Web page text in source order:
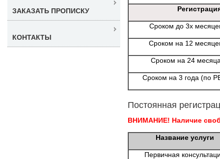
Сроком до 3х
Сроком на 12
Сроком на 24
Сроком на 3 года (по
Постоянная
ВНИМАНИЕ! Наличие
Название услуги
Первичная
ЗАКАЗАТЬ ПРОПИСКУ
КОНТАКТЫ